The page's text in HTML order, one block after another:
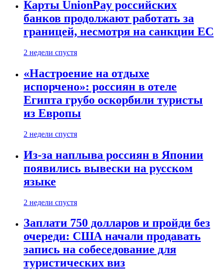
Карты UnionPay российских
банков продолжают работать за
границей, несмотря на санкции ЕС
2 недели спустя
«Настроение на отдыхе
испорчено»: россиян в отеле
Египта грубо оскорбили туристы
из Европы
2 недели спустя
Из-за наплыва россиян в Японии
появились вывески на русском
языке
2 недели спустя
Заплати 750 долларов и пройди без
очереди: США начали продавать
запись на собеседование для
туристических виз